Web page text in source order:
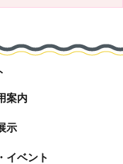
案内
示
イベント